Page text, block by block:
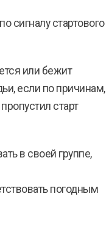
сигналу стартового
или бежит
если по причинам,
старт
в своей группе,
погодным